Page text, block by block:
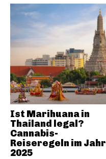
Ist Marihuana in
Thailand legal?
Cannabis-
Reiseregeln im Jahr
2025